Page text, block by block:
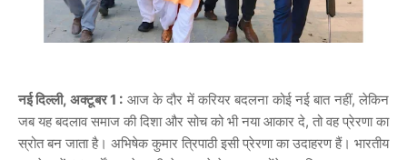
नई दिल्ली, अक्टूबर1 : आज के दौर में करियर बदलना कोई नई बात नहीं, लेकिन
जब यह बदलाव समाज की दिशा और सोच को भी नया आकार दे, तो वह प्रेरणा का
स्रोत बन जाता है। अभिषेक कुमार त्रिपाठी इसी प्रेरणा का उदाहरण हैं। भारतीय